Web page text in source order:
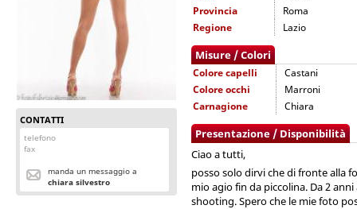
CONTATTI
telefono
fax
manda un messaggio a
chiara silvestro
Provincia
Roma
Regione
Lazio
Misure / Colori
Colore capelli
Castani
Colore occhi
Marroni
Carnagione
Chiara
Presentazione / Disponibilità
Ciao a tutti,
posso solo dirvi che di fronte alla
mio agio fin da piccolina. Da 2
shooting. Spero che le mie foto